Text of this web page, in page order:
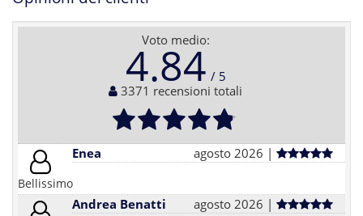
Voto medio:
4.84
3371 recensioni totali
Enea agosto 2026 |
Bellissimo
Andrea Benatti agosto 2026 |